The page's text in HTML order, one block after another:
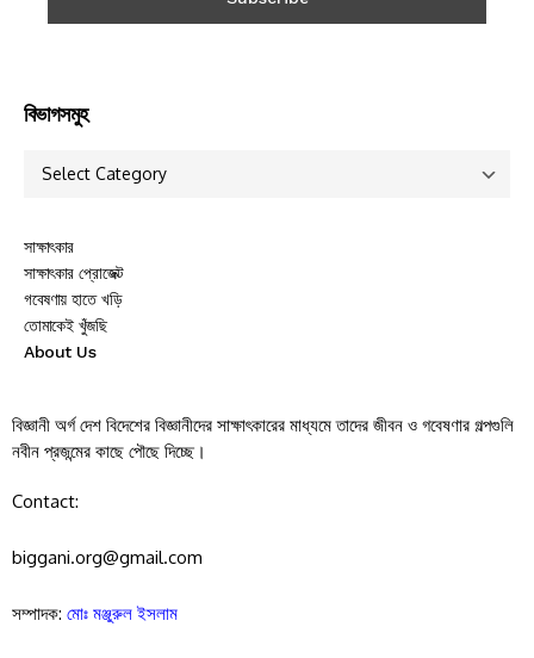
বিভাগসমুহ
সাক্ষাৎকার
সাক্ষাৎকার প্রোজেক্ট
গবেষণায় হাতে খড়ি
তোমাকেই খুঁজছি
About Us
বিজ্ঞানী অর্গ দেশ বিদেশের বিজ্ঞানীদের সাক্ষাৎকারের মাধ্যমে তাদের জীবন ও গবেষণার গল্পগুলি
নবীন প্রজন্মের কাছে পৌছে দিচ্ছে।
Contact:
biggani.org@gmail.com
সম্পাদক: মোঃ মঞ্জুরুল ইসলাম